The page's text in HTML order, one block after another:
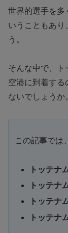
世界的選手を多
いうこともあり
う。
そんな中で、ト
空港に到着する
ないでしょうか
この記事では、
トッテナ
トッテナ
トッテナ
トッテナ